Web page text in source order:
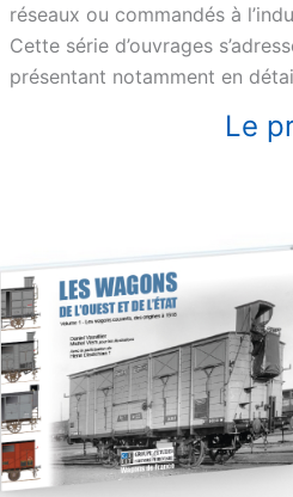
réseaux ou commandés à
Cette série d’ouvrages
présentant notamment en
Le